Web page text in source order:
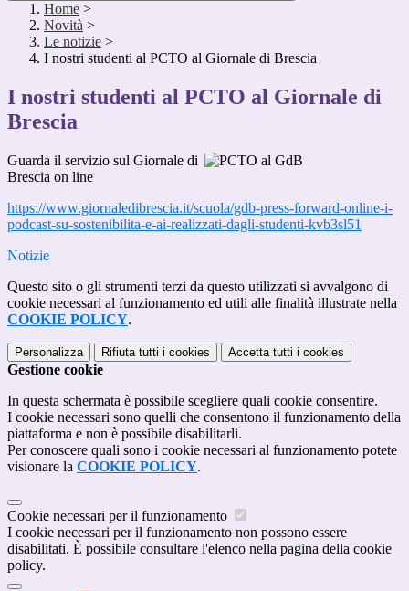
Home >
Novità >
Le notizie >
I nostri studenti al PCTO al Giornale di Brescia
I nostri studenti al PCTO al Giornale di
Brescia
Guarda il servizio sul Giornale di
Brescia on line
https://www.giornaledibrescia.it/scuola/gdb-press-forward-online-i-
podcast-su-sostenibilita-e-ai-realizzati-dagli-studenti-kvb3sl51
Notizie
Questo sito o gli strumenti terzi da questo utilizzati si avvalgono di
cookie necessari al funzionamento ed utili alle finalità illustrate nella
COOKIE POLICY.
Personalizza Rifiuta tutti i cookies Accetta tutti i cookies
Gestione cookie
In questa schermata è possibile scegliere quali cookie consentire.
I cookie necessari sono quelli che consentono il funzionamento della
piattaforma e non è possibile disabilitarli.
Per conoscere quali sono i cookie necessari al funzionamento potete
visionare la COOKIE POLICY.
Cookie necessari per il funzionamento
I cookie necessari per il funzionamento non possono essere
disabilitati. È possibile consultare l'elenco nella pagina della cookie
policy.